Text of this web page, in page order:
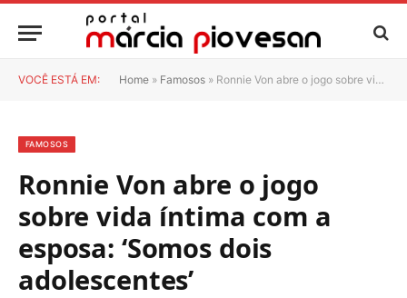
VOCÊ ESTÁ EM: Home » Famosos » Ronnie Von abre o jogo sobre vida íntima com a esposa: ‘Somos dois adolescentes’
FAMOSOS
Ronnie Von abre o jogo
sobre vida íntima com a
esposa: ‘Somos dois
adolescentes’